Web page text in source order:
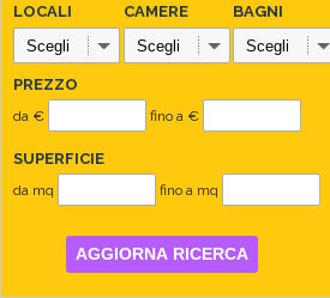
LOCALI CAMERE BAGNI
PREZZO
da € fino a €
SUPERFICIE
da mq fino a mq